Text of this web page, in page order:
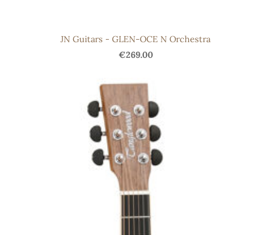
JN Guitars - GLEN-OCE N Orchestra
€269.00